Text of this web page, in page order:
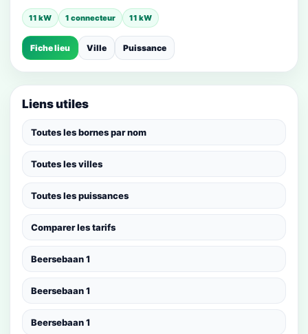
11 kW 1 connecteur 11 kW
Fiche lieu Ville Puissance
Liens utiles
Toutes les bornes par nom
Toutes les villes
Toutes les puissances
Comparer les tarifs
Beersebaan 1
Beersebaan 1
Beersebaan 1